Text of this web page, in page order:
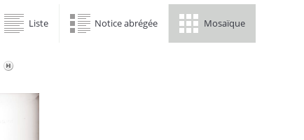
Liste Notice abrégée Mosaïque